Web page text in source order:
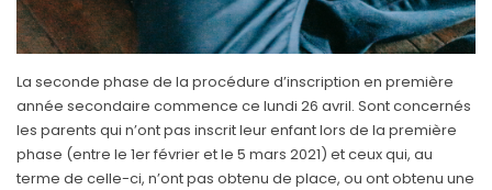
La seconde phase de la procédure d’inscription en première
année secondaire commence ce lundi 26 avril. Sont concernés
les parents qui n’ont pas inscrit leur enfant lors de la première
phase (entre le 1er février et le 5 mars 2021) et ceux qui, au
terme de celle-ci, n’ont pas obtenu de place, ou ont obtenu une